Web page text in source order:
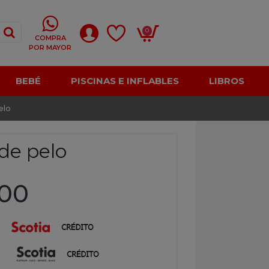
COMPRA
POR MAYOR
0
BEBÉ PISCINAS E INFLABLES LIBROS
pelo